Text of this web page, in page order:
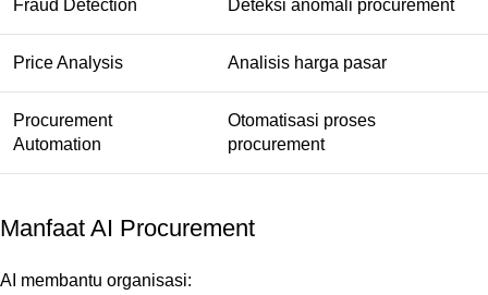
Fraud Detection Deteksi anomali procurement
Price Analysis Analisis harga pasar
Procurement
Automation
Otomatisasi proses
procurement
Manfaat AI Procurement
AI membantu organisasi: